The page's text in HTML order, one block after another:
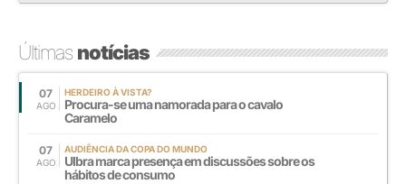
Últimasnotícias
07
AGO
HERDEIRO À VISTA?
Procura-se uma namorada para o cavalo
Caramelo
07
AGO
AUDIÊNCIA DA COPA DO MUNDO
Ulbra marca presença em discussões sobre os
hábitos de consumo